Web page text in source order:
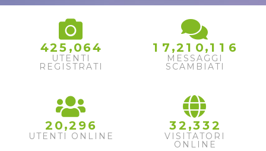
425 ,064
UTENTI
REGISTRATI
1 7 ,2 1 0,1 1 6
MESSAGGI
SCAMBIATI
2 0,2 96
UTENTI ONLINE
32 ,332
VISITATORI
ONLINE